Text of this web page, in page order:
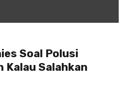
Soal Polusi
Kalau Salahkan